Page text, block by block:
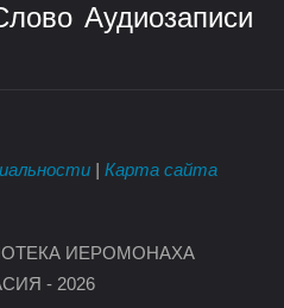
Аудиозаписи
Карта сайта
ИЕРОМОНАХА
- 2026